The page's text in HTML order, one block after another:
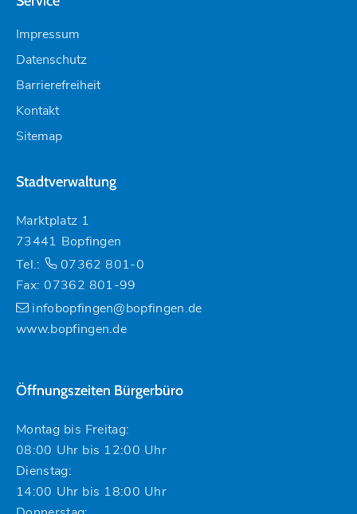
Impressum
Datenschutz
Barrierefreiheit
Kontakt
Sitemap
Stadtverwaltung
Marktplatz 1
73441 Bopfingen
Tel.:
07362 801-0
Fax: 07362 801-99
infobopfingen@bopfingen.de
www.bopfingen.de
Öffnungszeiten Bürgerbüro
Montag bis Freitag:
08:00 Uhr bis 12:00 Uhr
Dienstag:
14:00 Uhr bis 18:00 Uhr